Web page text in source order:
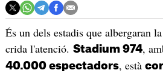
És un dels estadis que albergaran
crida l'atenció. Stadium 974,
40.000 espectadors, està